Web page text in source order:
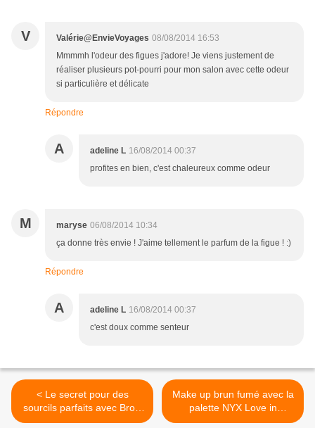
V Valérie@EnvieVoyages 08/08/2014 16:53
Mmmmh l'odeur des figues j'adore! Je viens justement de
réaliser plusieurs pot-pourri pour mon salon avec cette odeur
si particulière et délicate
Répondre
A adeline L 16/08/2014 00:37
profites en bien, c'est chaleureux comme odeur
M maryse 06/08/2014 10:34
ça donne très envie ! J'aime tellement le parfum de la figue ! :)
Répondre
A adeline L 16/08/2014 00:37
c'est doux comme senteur
< Le secret pour des
sourcils parfaits avec Brow
Envy de Too Faced
Make up brun fumé avec la
palette NYX Love in
Florence >